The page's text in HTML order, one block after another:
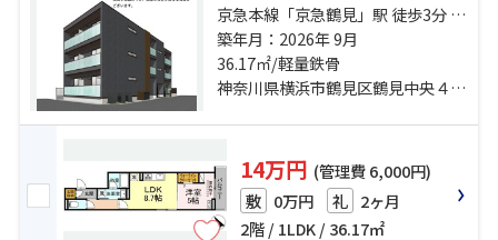
京急本線「京急鶴見」駅 徒歩3分 京
浜東北線「鶴見」駅 徒歩6分 京急本
線「花月総持寺」駅 徒歩11分
築年月：2026年 9月
36.17㎡/軽量鉄骨
神奈川県横浜市鶴見区鶴見中央４丁目
14万円 (管理費 6,000円)
敷 0万円 礼 2ヶ月
2階 / 1LDK / 36.17㎡